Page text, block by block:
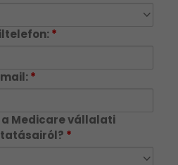
*
*
Medicare vállalati
*